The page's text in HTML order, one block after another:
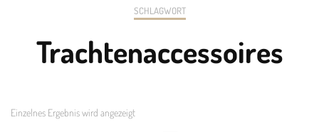
SCHLAGWORT
Trachtenaccessoires
Einzelnes Ergebnis wird angezeigt